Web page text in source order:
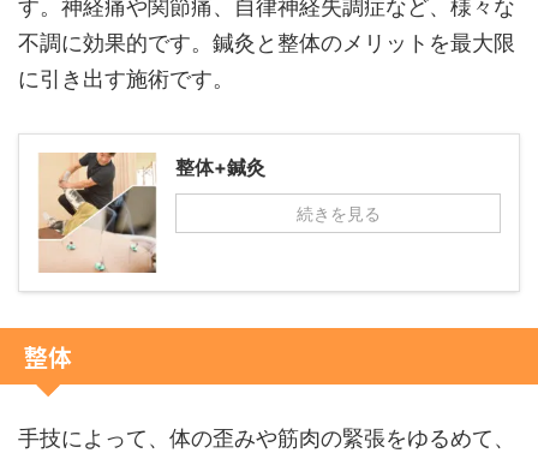
す。神経痛や関節痛、自律神経失調症など、様々な
不調に効果的です。鍼灸と整体のメリットを最大限
に引き出す施術です。
整体+鍼灸
続きを見る
整体
手技によって、体の歪みや筋肉の緊張をゆるめて、